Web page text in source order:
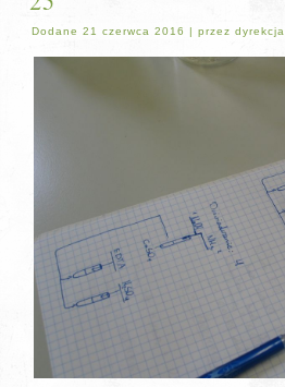
Dodane 21 czerwca 2016 |przez dyrekcja